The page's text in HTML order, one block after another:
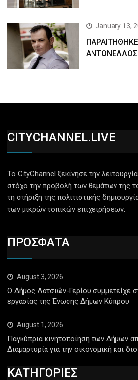
January 13,
ΑΝΤΩΝΕΛΛΟΣ
CITYCHANNEL.LIVE
Το CityChannel ξεκίνησε την
στόχο την προβολή των θεμάτων της
τη στήριξη της πολιτιστικής
των μικρών τοπικών επιχειρήσεων.
ΠΡΟΣΦΑΤΑ
August 3, 2026
Ο Δήμος Λατσιών-Γερίου συμμετείχε
εργασίας της Ένωσης Δήμων Κύπρου
August 1, 2026
Παγκύπρια κινητοποίηση των Δήμων
Διαμαρτυρία για την οικονομική και
ΚΑΤΗΓΟΡΙΕΣ